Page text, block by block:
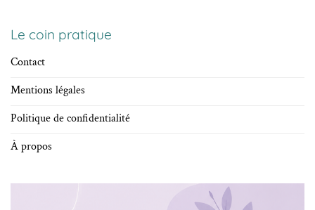
Le coin pratique
Contact
Mentions légales
Politique de confidentialité
À propos